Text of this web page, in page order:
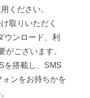
ください。
取りいただく
ウンロード、利
がございます。
を搭載し、SMS
ンをお持ちかを